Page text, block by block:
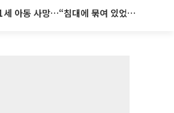
천안 교회서 11세 아동 사망…“침대에 묶여 있었다” 진술 확보